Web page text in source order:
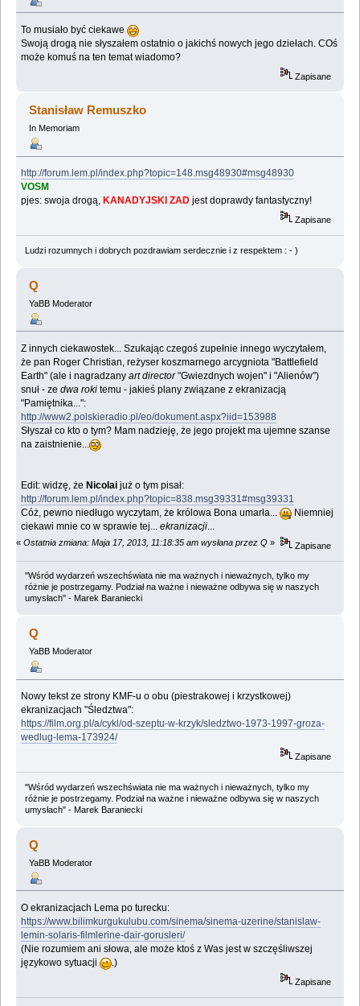
To musiało być ciekawe
Swoją drogą nie słyszałem ostatnio o jakichś nowych jego dziełach. COś
może komuś na ten temat wiadomo?
Zapisane
Stanisław Remuszko
In Memoriam
http://forum.lem.pl/index.php?topic=148.msg48930#msg48930
VOSM
pjes: swoja drogą, KANADYJSKI ZADjest doprawdy fantastyczny!
Zapisane
Ludzi rozumnych i dobrych pozdrawiam serdecznie i z respektem : - )
Q
YaBB Moderator
Z innych ciekawostek... Szukając czegoś zupełnie innego wyczytałem,
że pan Roger Christian, reżyser koszmarnego arcygniota "Battlefield
Earth" (ale i nagradzanyart director"Gwiezdnych wojen" i "Alienów")
snuł - zedwa roki temu - jakieś plany związane z ekranizacją
"Pamiętnika...":
http://www2.polskieradio.pl/eo/dokument.aspx?iid=153988
Słyszał co kto o tym? Mam nadzieję, że jego projekt ma ujemne szanse
na zaistnienie...
Edit: widzę, żeNicolai już o tym pisał:
http://forum.lem.pl/index.php?topic=838.msg39331#msg39331
Cóż, pewno niedługo wyczytam, że królowa Bona umarła...
Niemniej
ciekawi mnie co w sprawie tej...ekranizacji
« Ostatnia zmiana: Maja 17, 2013, 11:18:35 am wysłana przez Q » Zapisane
"Wśród wydarzeń wszechświata nie ma ważnych i nieważnych, tylko my
różnie je postrzegamy. Podział na ważne i nieważne odbywa się w naszych
umysłach" - Marek Baraniecki
Q
YaBB Moderator
Nowy tekst ze strony KMF-u o obu (piestrakowej i krzystkowej)
ekranizacjach "Śledztwa":
https://film.org.pl/a/cykl/od-szeptu-w-krzyk/sledztwo-1973-1997-groza-
wedlug-lema-173924/
Zapisane
"Wśród wydarzeń wszechświata nie ma ważnych i nieważnych, tylko my
różnie je postrzegamy. Podział na ważne i nieważne odbywa się w naszych
umysłach" - Marek Baraniecki
Q
YaBB Moderator
O ekranizacjach Lema po turecku:
https://www.bilimkurgukulubu.com/sinema/sinema-uzerine/stanislaw-
lemin-solaris-filmlerine-dair-gorusleri/
(Nie rozumiem ani słowa, ale może ktoś z Was jest w szczęśliwszej
językowo sytuacji
.)
Zapisane